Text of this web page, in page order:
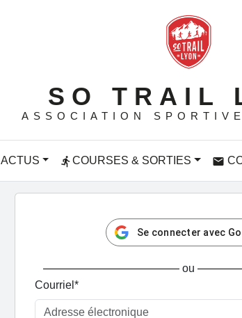
SO TRAIL
ASSOCIATION
ACTUS directions_runCOURSES & SORTIES email
Se connecter avec
ou
Courriel *